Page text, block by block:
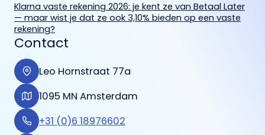
Klarna vaste rekening 2026: je kent ze van Betaal Later
— maar wist je dat ze ook 3,10% bieden op een vaste
rekening?
Contact
Leo Hornstraat 77a
1095 MN Amsterdam
+31 (0)6 18976602